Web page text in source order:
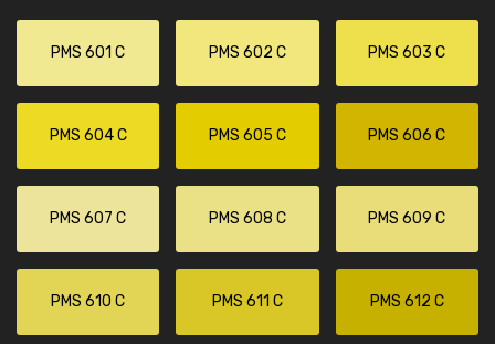
PMS 601 C PMS 602 C PMS 603 C
PMS 604 C PMS 605 C PMS 606 C
PMS 607 C PMS 608 C PMS 609 C
PMS 610 C PMS 611 C PMS 612 C